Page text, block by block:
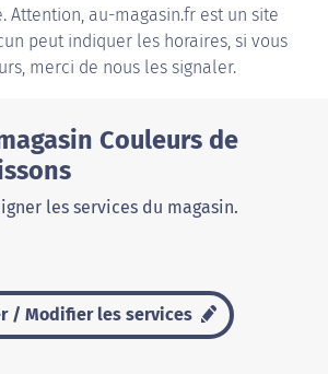
Attention, au-magasin.fr est un site
peut indiquer les horaires, si vous
merci de nous les signaler.
Couleurs de
les services du magasin.
/ Modifier les services